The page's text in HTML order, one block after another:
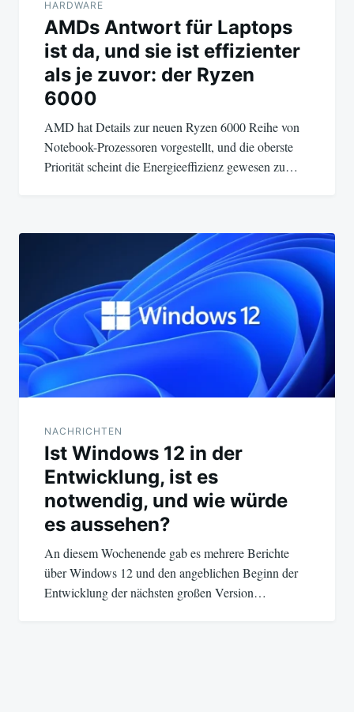
HARDWARE
AMDs Antwort für Laptops
ist da, und sie ist effizienter
als je zuvor: der Ryzen
6000
AMD hat Details zur neuen Ryzen 6000 Reihe von
Notebook-Prozessoren vorgestellt, und die oberste
Priorität scheint die Energieeffizienz gewesen zu…
NACHRICHTEN
Ist Windows 12 in der
Entwicklung, ist es
notwendig, und wie würde
es aussehen?
An diesem Wochenende gab es mehrere Berichte
über Windows 12 und den angeblichen Beginn der
Entwicklung der nächsten großen Version…